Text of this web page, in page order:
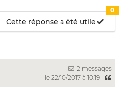
Cette réponse a été utile
0
2 messages
le 22/10/2017 à 10:19